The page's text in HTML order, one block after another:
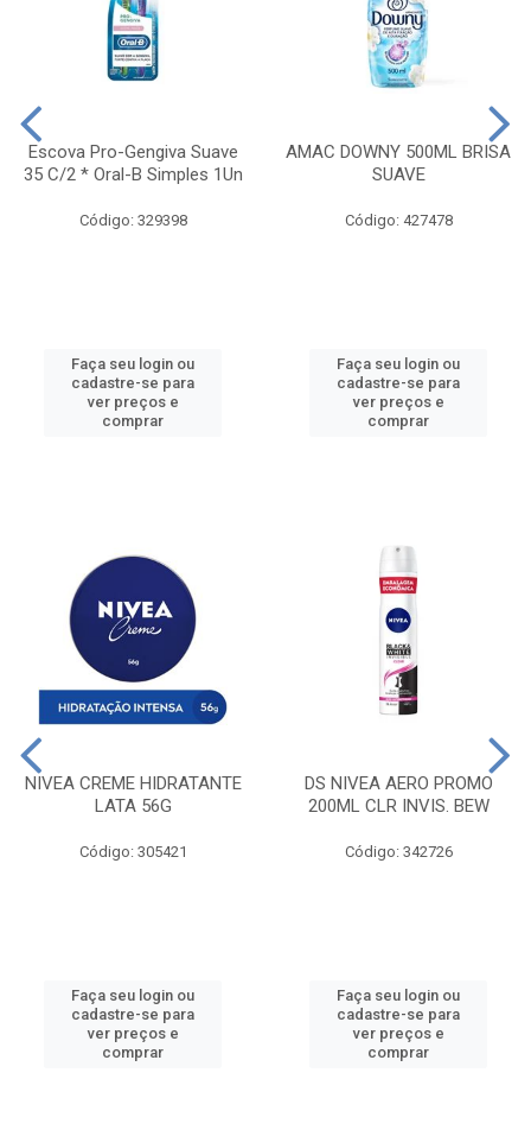
Escova Pro-Gengiva Suave
35 C/2 * Oral-B Simples 1Un
Código: 329398
Faça seu login ou
cadastre-se para
ver preços e
comprar
AMAC DOWNY 500ML BRISA
SUAVE
Código: 427478
Faça seu login ou
cadastre-se para
ver preços e
comprar
NIVEA CREME HIDRATANTE
LATA 56G
Código: 305421
Faça seu login ou
cadastre-se para
ver preços e
comprar
DS NIVEA AERO PROMO
200ML CLR INVIS. BEW
Código: 342726
Faça seu login ou
cadastre-se para
ver preços e
comprar